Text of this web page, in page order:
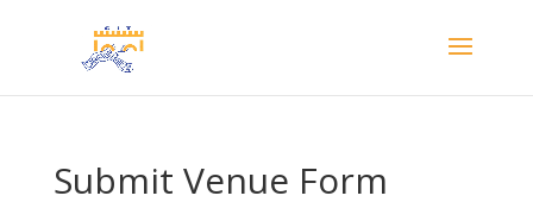
Submit Venue Form